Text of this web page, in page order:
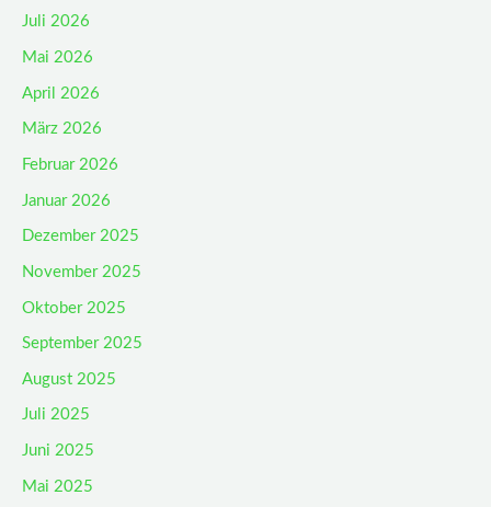
Juli 2026
Mai 2026
April 2026
März 2026
Februar 2026
Januar 2026
Dezember 2025
November 2025
Oktober 2025
September 2025
August 2025
Juli 2025
Juni 2025
Mai 2025